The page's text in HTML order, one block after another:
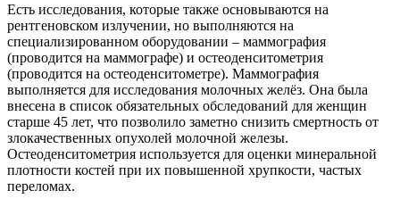
Есть исследования, которые также основываются на
рентгеновском излучении, но выполняются на
специализированном оборудовании – маммография
(проводится на маммографе) и остеоденситометрия
(проводится на остеоденситометре). Маммография
выполняется для исследования молочных желёз. Она была
внесена в список обязательных обследований для женщин
старше 45 лет, что позволило заметно снизить смертность от
злокачественных опухолей молочной железы.
Остеоденситометрия используется для оценки минеральной
плотности костей при их повышенной хрупкости, частых
переломах.